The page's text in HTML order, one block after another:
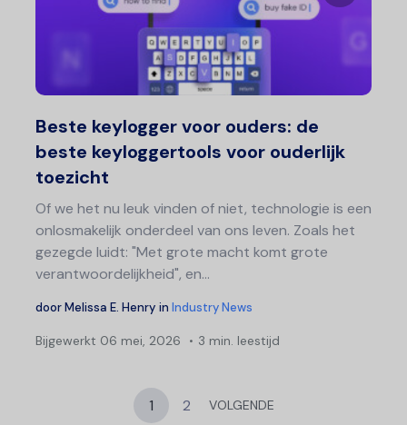
Beste keylogger voor ouders: de
beste keyloggertools voor ouderlijk
toezicht
Of we het nu leuk vinden of niet, technologie is een
onlosmakelijk onderdeel van ons leven. Zoals het
gezegde luidt: "Met grote macht komt grote
verantwoordelijkheid", en...
doorMelissa E. Henry in Industry News
Bijgewerkt 06 mei, 2026 3 min. leestijd
1 2 VOLGENDE